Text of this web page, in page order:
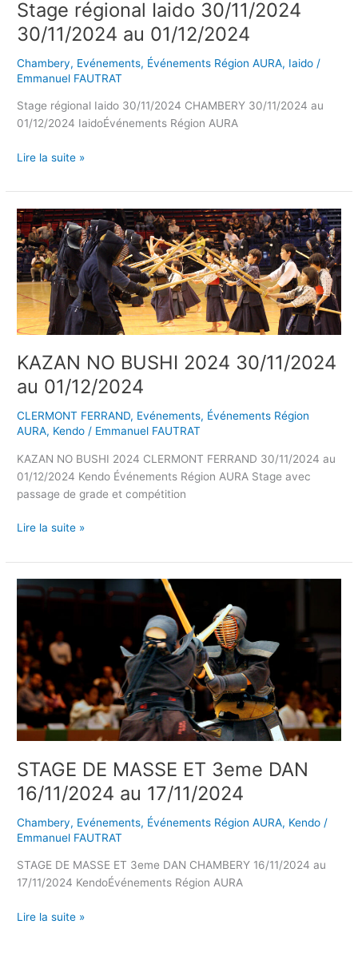
Stage régional Iaido 30/11/2024
30/11/2024 au 01/12/2024
Chambery, Evénements, Événements Région AURA, Iaido /
Emmanuel FAUTRAT
Stage régional Iaido 30/11/2024 CHAMBERY 30/11/2024 au
01/12/2024 IaidoÉvénements Région AURA
Lire la suite »
KAZAN NO BUSHI 2024 30/11/2024
au 01/12/2024
CLERMONT FERRAND, Evénements, Événements Région
AURA, Kendo / Emmanuel FAUTRAT
KAZAN NO BUSHI 2024 CLERMONT FERRAND 30/11/2024 au
01/12/2024 Kendo Événements Région AURA Stage avec
passage de grade et compétition
KAZAN
NO
BUSHI
2024
30/11/2024
au
01/12/2024
Lire la suite »
STAGE DE MASSE ET 3eme DAN
16/11/2024 au 17/11/2024
Chambery, Evénements, Événements Région AURA, Kendo /
Emmanuel FAUTRAT
STAGE DE MASSE ET 3eme DAN CHAMBERY 16/11/2024 au
17/11/2024 KendoÉvénements Région AURA
STAGE
MASSE
ET
3eme
DAN
16/11/2024
au
17/11/2024
Lire la suite »